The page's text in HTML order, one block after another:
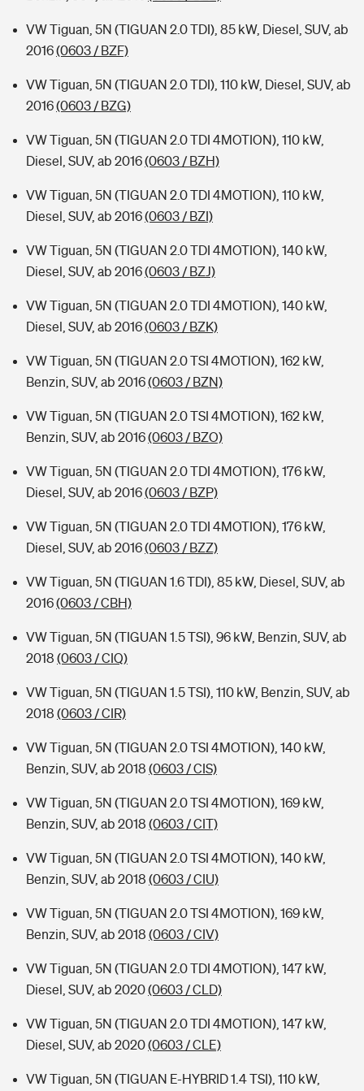
VW Tiguan, 5N (TIGUAN 2.0 TDI), 85 kW, Diesel, SUV, ab
2016(0603 / BZF)
VW Tiguan, 5N (TIGUAN 2.0 TDI), 110 kW, Diesel, SUV, ab
2016(0603 / BZG)
VW Tiguan, 5N (TIGUAN 2.0 TDI 4MOTION), 110 kW,
Diesel, SUV, ab 2016(0603 / BZH)
VW Tiguan, 5N (TIGUAN 2.0 TDI 4MOTION), 110 kW,
Diesel, SUV, ab 2016(0603 / BZI)
VW Tiguan, 5N (TIGUAN 2.0 TDI 4MOTION), 140 kW,
Diesel, SUV, ab 2016(0603 / BZJ)
VW Tiguan, 5N (TIGUAN 2.0 TDI 4MOTION), 140 kW,
Diesel, SUV, ab 2016(0603 / BZK)
VW Tiguan, 5N (TIGUAN 2.0 TSI 4MOTION), 162 kW,
Benzin, SUV, ab 2016(0603 / BZN)
VW Tiguan, 5N (TIGUAN 2.0 TSI 4MOTION), 162 kW,
Benzin, SUV, ab 2016(0603 / BZO)
VW Tiguan, 5N (TIGUAN 2.0 TDI 4MOTION), 176 kW,
Diesel, SUV, ab 2016(0603 / BZP)
VW Tiguan, 5N (TIGUAN 2.0 TDI 4MOTION), 176 kW,
Diesel, SUV, ab 2016(0603 / BZZ)
VW Tiguan, 5N (TIGUAN 1.6 TDI), 85 kW, Diesel, SUV, ab
2016(0603 / CBH)
VW Tiguan, 5N (TIGUAN 1.5 TSI), 96 kW, Benzin, SUV, ab
2018 (0603 / CIQ)
VW Tiguan, 5N (TIGUAN 1.5 TSI), 110 kW, Benzin, SUV, ab
2018 (0603 / CIR)
VW Tiguan, 5N (TIGUAN 2.0 TSI 4MOTION), 140 kW,
Benzin, SUV, ab 2018 (0603 / CIS)
VW Tiguan, 5N (TIGUAN 2.0 TSI 4MOTION), 169 kW,
Benzin, SUV, ab 2018 (0603 / CIT)
VW Tiguan, 5N (TIGUAN 2.0 TSI 4MOTION), 140 kW,
Benzin, SUV, ab 2018 (0603 / CIU)
VW Tiguan, 5N (TIGUAN 2.0 TSI 4MOTION), 169 kW,
Benzin, SUV, ab 2018 (0603 / CIV)
VW Tiguan, 5N (TIGUAN 2.0 TDI 4MOTION), 147 kW,
Diesel, SUV, ab 2020(0603 / CLD)
VW Tiguan, 5N (TIGUAN 2.0 TDI 4MOTION), 147 kW,
Diesel, SUV, ab 2020(0603 / CLE)
VW Tiguan, 5N (TIGUAN E-HYBRID 1.4 TSI), 110 kW,